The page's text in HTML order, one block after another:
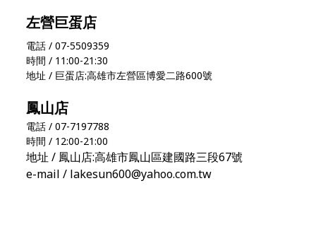
左營巨蛋店
電話 / 07-5509359
時間 / 11:00-21:30
地址 / 巨蛋店:高雄市左營區博愛二路600號
鳳山店
電話 / 07-7197788
時間 / 12:00-21:00
地址 / 鳳山店:高雄市鳳山區建國路三段67號
e-mail / lakesun600@yahoo.com.tw